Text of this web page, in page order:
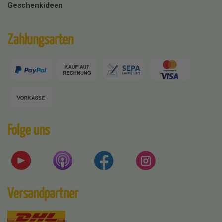
Geschenkideen
Zahlungsarten
Folge uns
Versandpartner